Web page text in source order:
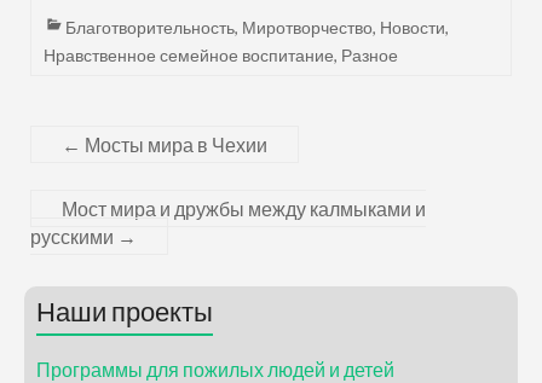
Благотворительность, Миротворчество, Новости,
Нравственное семейное воспитание, Разное
← Мосты мира в Чехии
Мост мира и дружбы между калмыками и
русскими →
Наши проекты
Программы для пожилых людей и детей